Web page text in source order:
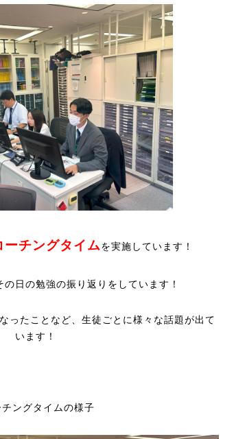
ーチングタイムを実施しています！
日の勉強の振り返りをしています！
ったことなど、生徒ごとに様々な話題が出て
います！
チングタイムの様子